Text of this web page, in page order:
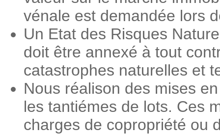
vénale est demandée lors
Un Etat des Risques
doit être annexé à tout
catastrophes naturelles et
Nous réalison des mises
les tantiémes de lots. Ces
charges de copropriété ou